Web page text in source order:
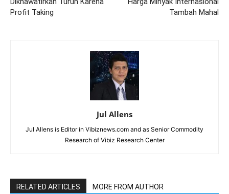
Profit Taking
Tambah Mahal
Jul Allens
Jul Allens is Editor in Vibiznews.com and as Senior Commodity
Research of Vibiz Research Center
RELATED ARTICLES MORE FROM AUTHOR